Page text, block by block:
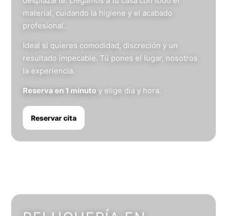
material, cuidando la higiene y el acabado
profesional.
Ideal si quieres comodidad, discreción y un
resultado impecable. Tú pones el lugar, nosotros
la experiencia.
Reserva en 1 minuto y elige día y hora.
Reservar cita